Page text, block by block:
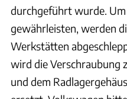
durchgeführt wurde. Um
gewährleisten, werden
Werkstätten
wird die Verschraubung
und dem